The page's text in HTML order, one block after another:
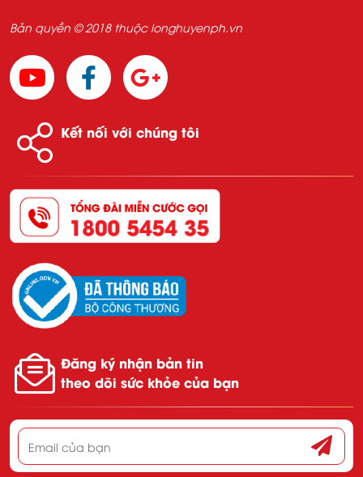
Bản quyền © 2018 thuộc longhuyenph.vn
Kết nối với chúng tôi
Đăng ký nhận bản tin
theo dõi sức khỏe của bạn